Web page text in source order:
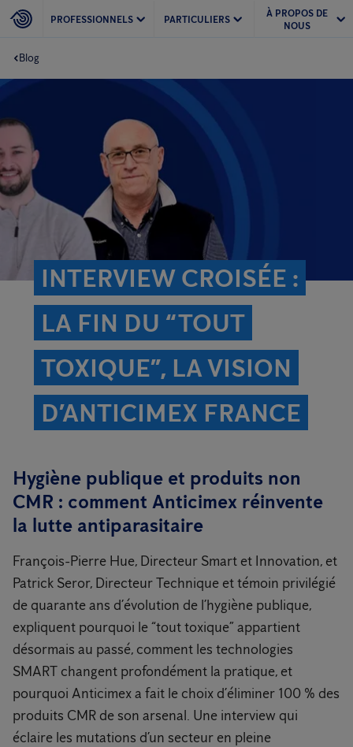
PROFESSIONNELS PARTICULIERS
À PROPOS DE
NOUS
Blog
INTERVIEW CROISÉE :
LA FIN DU “TOUT
TOXIQUE”, LA VISION
D’ANTICIMEX FRANCE
Hygiène publique et produits non
CMR : comment Anticimex réinvente
la lutte antiparasitaire
François-Pierre Hue, Directeur Smart et Innovation, et
Patrick Seror, Directeur Technique et témoin privilégié
de quarante ans d’évolution de l’hygiène publique,
expliquent pourquoi le “tout toxique” appartient
désormais au passé, comment les technologies
SMART changent profondément la pratique, et
pourquoi Anticimex a fait le choix d’éliminer 100 % des
produits CMR de son arsenal. Une interview qui
éclaire les mutations d’un secteur en pleine